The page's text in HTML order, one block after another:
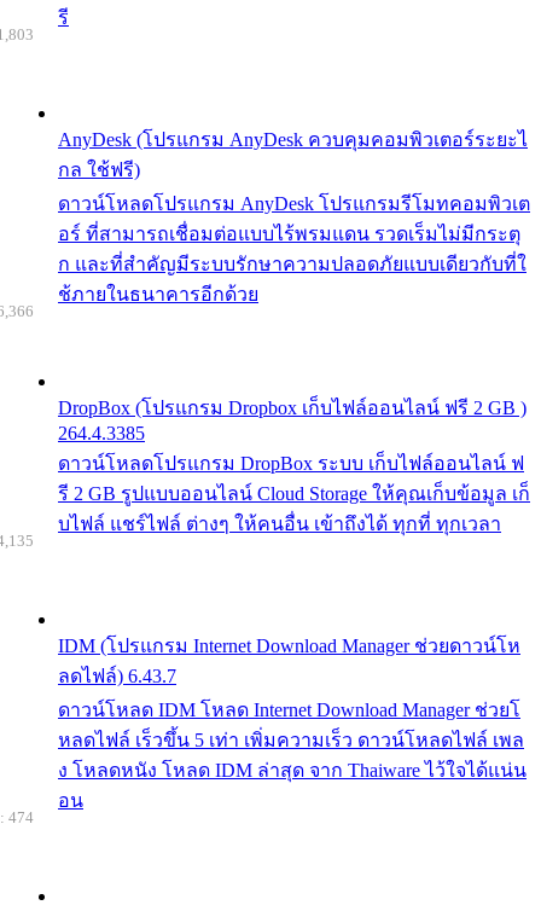
รี
AnyDesk (โปรแกรม AnyDesk ควบคุมคอมพิวเตอร์ระยะไ
กล ใช้ฟรี)
ดาวน์โหลดโปรแกรม AnyDesk โปรแกรมรีโมทคอมพิวเต
อร์ ที่สามารถเชื่อมต่อแบบไร้พรมแดน รวดเร็มไม่มีกระตุ
ก และที่สำคัญมีระบบรักษาความปลอดภัยแบบเดียวกับที่ใ
ช้ภายในธนาคารอีกด้วย
DropBox (โปรแกรม Dropbox เก็บไฟล์ออนไลน์ ฟรี 2 GB )
264.4.3385
ดาวน์โหลดโปรแกรม DropBox ระบบ เก็บไฟล์ออนไลน์ ฟ
รี 2 GB รูปแบบออนไลน์ Cloud Storage ให้คุณเก็บข้อมูล เก็
บไฟล์ แชร์ไฟล์ ต่างๆ ให้คนอื่น เข้าถึงได้ ทุกที่ ทุกเวลา
IDM (โปรแกรม Internet Download Manager ช่วยดาวน์โห
ลดไฟล์) 6.43.7
ดาวน์โหลด IDM โหลด Internet Download Manager ช่วยโ
หลดไฟล์ เร็วขึ้น 5 เท่า เพิ่มความเร็ว ดาวน์โหลดไฟล์ เพล
ง โหลดหนัง โหลด IDM ล่าสุด จาก Thaiware ไว้ใจได้แน่น
อน
474